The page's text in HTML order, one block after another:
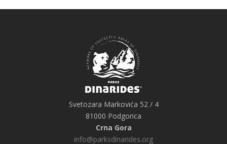
Svetozara Markovića 52 / 4
81000 Podgorica
Crna Gora
info@parksdinarides.org